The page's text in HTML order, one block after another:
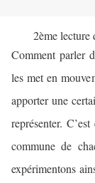
2ème lecture
Comment parler
les met en
apporter une
représenter.
commune de
expérimentons